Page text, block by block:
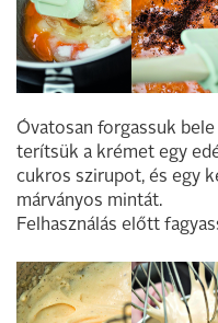
Óvatosan forgassuk
terítsük a krémet egy
cukros szirupot, és egy
márványos mintát.
Felhasználás előtt